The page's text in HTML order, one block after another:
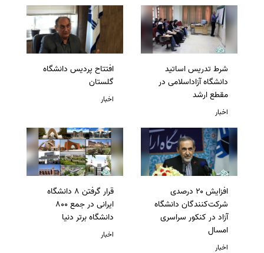
شرط تدریس اساتید
دانشگاه آزاداسلامی در
مقطع ارشد
اخبار
افتتاح پردیس دانشگاه
گلستان
اخبار
افزایش ۲۰ درصدی
شرکت‌کنندگان دانشگاه
آزاد در کنکور سراسری
امسال
اخبار
قرار گرفتن 8 دانشگاه
ایرانی در جمع 800
دانشگاه برتر دنیا
اخبار